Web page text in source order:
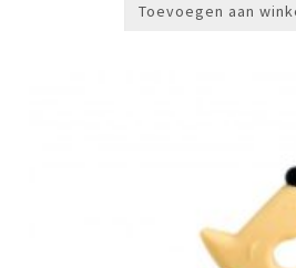
Toevoegen aan